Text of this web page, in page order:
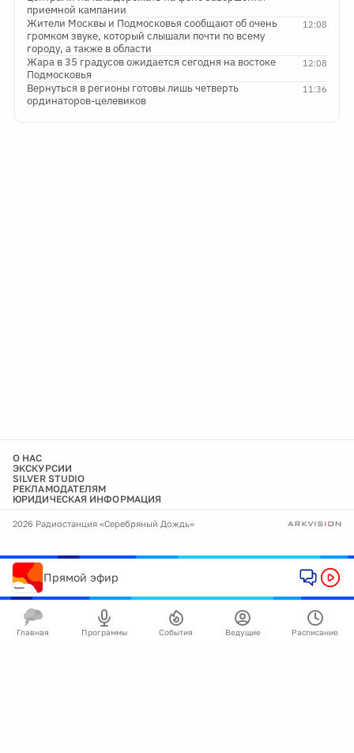
приемной кампании
12:08
Жители Москвы и Подмосковья сообщают об очень
громком звуке, который слышали почти по всему
городу, а также в области
12:08
Жара в 35 градусов ожидается сегодня на востоке
Подмосковья
11:36
Вернуться в регионы готовы лишь четверть
ординаторов-целевиков
О НАС
ЭКСКУРСИИ
SILVER STUDIO
РЕКЛАМОДАТЕЛЯМ
ЮРИДИЧЕСКАЯ ИНФОРМАЦИЯ
2026 Радиостанция «Серебряный Дождь»
Прямой эфир
Главная Программы События Ведущие Расписание